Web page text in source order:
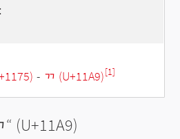
- ᆩ (U+11A9)[1]
“ (U+11A9)